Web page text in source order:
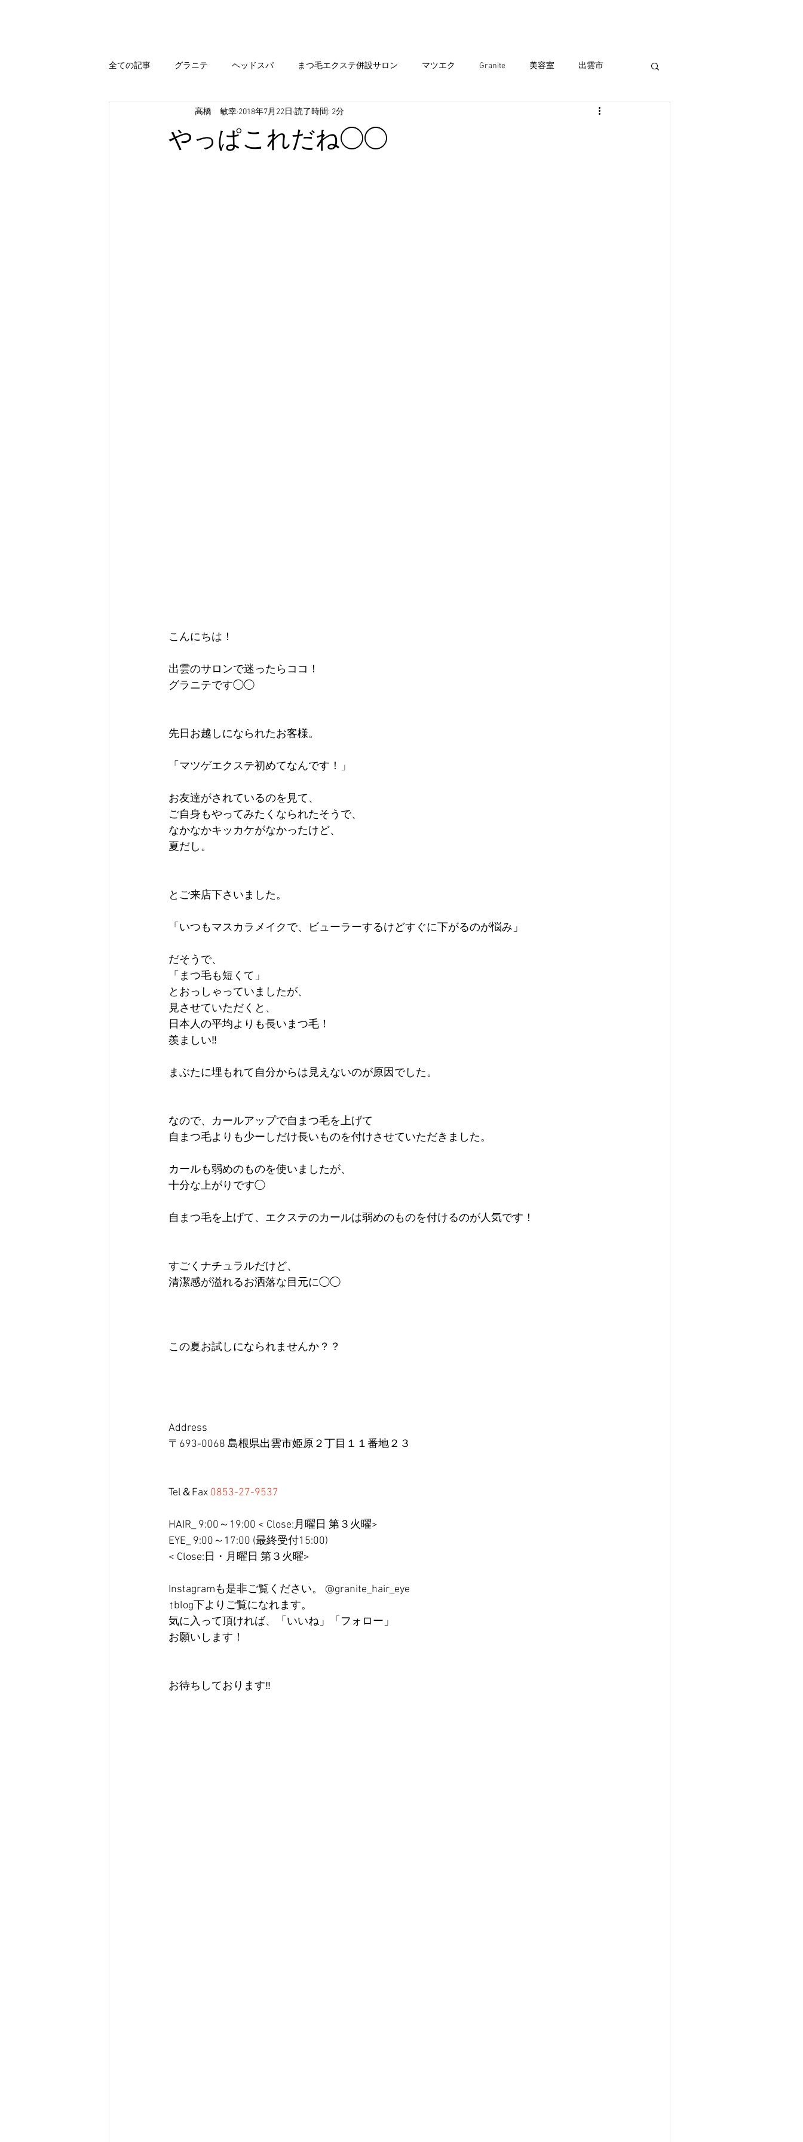
全ての記事 グラニテ ヘッドスパ まつ毛エクステ併設サロン マツエク Granite 美容室 出雲市
エステシモ まつ毛エクステ ヘアサロン アッシュ、外国人風
やっぱこれだね◯◯
高橋 敏幸 2018年7月22日 読了時間: 2分
こんにちは！
出雲のサロンで迷ったらココ！
グラニテです◯◯
先日お越しになられたお客様。
「マツゲエクステ初めてなんです！」
お友達がされているのを見て、
ご自身もやってみたくなられたそうで、
なかなかキッカケがなかったけど、
夏だし。
とご来店下さいました。
「いつもマスカラメイクで、ビューラーするけどすぐに下がるのが悩み」
だそうで、
「まつ毛も短くて」
とおっしゃっていましたが、
見させていただくと、
日本人の平均よりも長いまつ毛！
羨ましい‼︎
まぶたに埋もれて自分からは見えないのが原因でした。
なので、カールアップで自まつ毛を上げて
自まつ毛よりも少ーしだけ長いものを付けさせていただきました。
カールも弱めのものを使いましたが、
十分な上がりです◯
自まつ毛を上げて、エクステのカールは弱めのものを付けるのが人気です！
すごくナチュラルだけど、
清潔感が溢れるお洒落な目元に◯◯
この夏お試しになられませんか？？
Address
〒693-0068 島根県出雲市姫原２丁目１１番地２３
Tel＆Fax 0853-27-9537
HAIR_ 9:00～19:00 < Close:月曜日 第３火曜>
EYE_ 9:00～17:00 (最終受付15:00)
< Close:日・月曜日 第３火曜>
Instagramも是非ご覧ください。 @granite_hair_eye
↑blog下よりご覧になれます。
気に入って頂ければ、「いいね」「フォロー」
お願いします！
お待ちしております‼︎